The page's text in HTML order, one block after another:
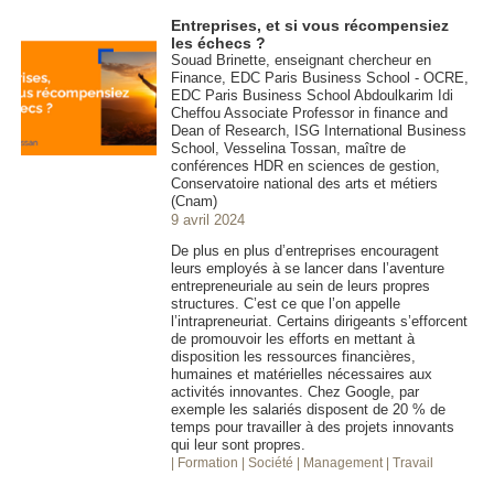
Entreprises, et si vous récompensiez
les échecs ?
Souad Brinette, enseignant chercheur en
Finance, EDC Paris Business School - OCRE,
EDC Paris Business School Abdoulkarim Idi
Cheffou Associate Professor in finance and
Dean of Research, ISG International Business
School, Vesselina Tossan, maître de
conférences HDR en sciences de gestion,
Conservatoire national des arts et métiers
(Cnam)
9 avril 2024
De plus en plus d’entreprises encouragent
leurs employés à se lancer dans l’aventure
entrepreneuriale au sein de leurs propres
structures. C’est ce que l’on appelle
l’intrapreneuriat. Certains dirigeants s’efforcent
de promouvoir les efforts en mettant à
disposition les ressources financières,
humaines et matérielles nécessaires aux
activités innovantes. Chez Google, par
exemple les salariés disposent de 20 % de
temps pour travailler à des projets innovants
qui leur sont propres.
| Formation | Société | Management | Travail